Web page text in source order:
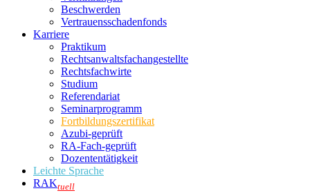
Beschwerden
Vertrauensschadenfonds
Karriere
Praktikum
Rechtsanwalts­fachangestellte
Rechtsfachwirte
Studium
Referendariat
Seminarprogramm
Fortbildungszertifikat
Azubi-geprüft
RA-Fach-geprüft
Dozententätigkeit
Leichte Sprache
RAKtuell